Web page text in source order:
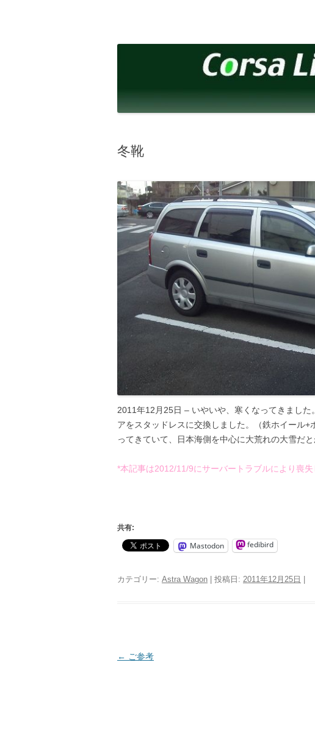
へ
冬靴
2011年12月25日 – いやいや、寒くなってきまし
アをスタッドレスに交換しました。（鉄ホイール
ってきていて、日本海側を中心に大荒れの大雪だ
*本記事は2012/11/9にサーバートラブルにより喪
共有:
Mastodon fedibird
カテゴリー: Astra Wagon | 投稿日: 2011年12月25日
投
← ご参考